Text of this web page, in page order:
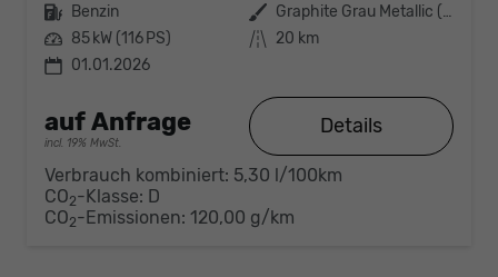
Kraftstoff Benzin Außenfarbe
Graphite Grau Metallic (5X)
Leistung 85 kW (116 PS) Kilometerstand 20 km
01.01.2026
auf Anfrage
incl. 19% MwSt.
Details
Verbrauch kombiniert: 5,30 l/100km
CO2-Klasse: D
CO2-Emissionen: 120,00 g/km